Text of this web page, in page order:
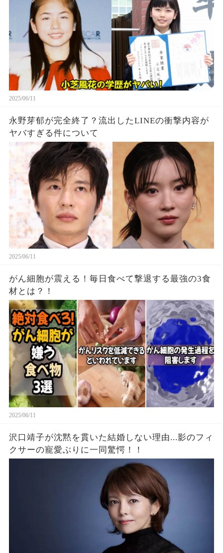
2025/06/11
永野芽郁が完全終了？流出したLINEの衝撃内容が
ヤバすぎる件について
2025/06/11
がん細胞が震える！毎日食べて撃退する最強の3食
材とは？！
2025/06/11
沢口靖子が沈黙を貫いた結婚しない理由...影のフィ
クサーの寵愛ぶりに一同驚愕！！